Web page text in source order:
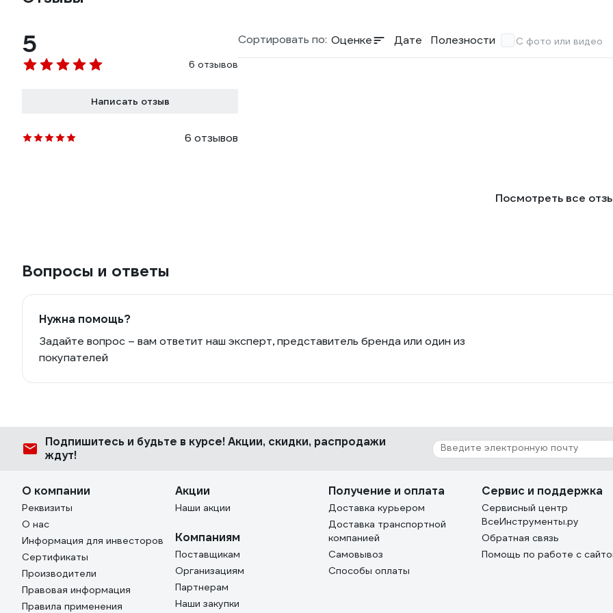
5
6 отзывов
Написать отзыв
6 отзывов
Сортировать по: Оценке Дате Полезности С фото или видео
Посмотреть все
Вопросы и ответы
Нужна помощь?
Задайте вопрос – вам ответит наш эксперт, представитель бренда или один из
покупателей
Подпишитесь и будьте в курсе! Акции, скидки, распродажи
ждут!
О компании
Реквизиты
О нас
Информация для инвесторов
Сертификаты
Производители
Правовая информация
Правила применения
Акции
Наши акции
Компаниям
Поставщикам
Организациям
Партнерам
Наши закупки
Получение и оплата
Доставка курьером
Доставка транспортной
компанией
Самовывоз
Способы оплаты
Сервис и поддержка
Сервисный центр
ВсеИнструменты.ру
Обратная связь
Помощь по работе с